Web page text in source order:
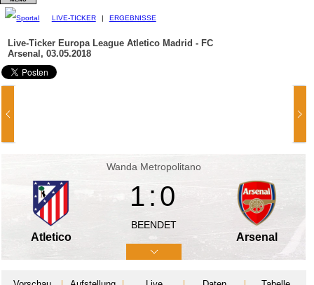
LIVE-TICKER | ERGEBNISSE
Live-Ticker Europa League Atletico Madrid - FC
Arsenal, 03.05.2018
Wanda Metropolitano
Atletico
1:0
BEENDET
Arsenal